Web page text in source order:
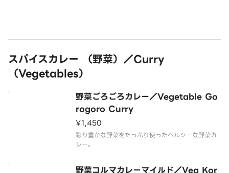
スパイスカレー （野菜）／Curry
（Vegetables）
野菜ごろごろカレー／Vegetable Go
rogoro Curry
¥1,450
彩り豊かな野菜をたっぷり使ったヘルシーな野菜カ
レー。
野菜コルマカレーマイルド／Veg Kor